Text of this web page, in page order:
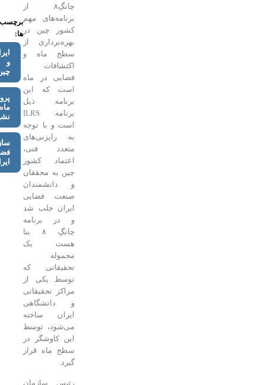
چانگِ۸ از
برنامه‌های مهم
کشور چین در
بهره‌برداری از
سطح ماه و
اکتشافات
فضایی در ماه
است که این
برنامه ذیل
برنامه ILRS
است و با توجه
به رایزنی‌های
متعدد فنی،
اعتماد کشور
چین به محققان
و دانشمندان
صنعت فضایی
ایران جلب شد
و در برنامه
چانگِ ۸ بنا
هست یک
تحقیقاتی که
توسط یکی از
مراکز تحقیقاتی
و دانشگاهی
ایران ساخته
می‌شود، توسط
این کاوشگر در
سطح ماه قرار
رئیس سازمان
برچسب
ها:
ایران
پروژه
ماه
نشین
سازمان
فضايی
ايران